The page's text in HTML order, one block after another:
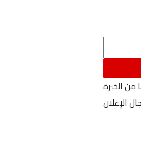
حيث لدينا أكثر من 15 عامًا من الخبرة
الإعلان